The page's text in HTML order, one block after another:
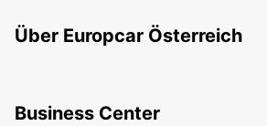
Über Europcar Österreich
Business Center